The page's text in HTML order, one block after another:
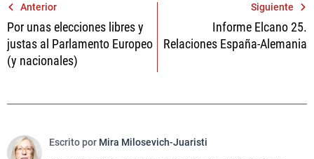
Navegación
de
entradas
Anterior
Por unas elecciones libres y
justas al Parlamento Europeo
(y nacionales)
Siguiente
Informe Elcano 25.
Relaciones España-Alemania
Escrito por Mira Milosevich-Juaristi